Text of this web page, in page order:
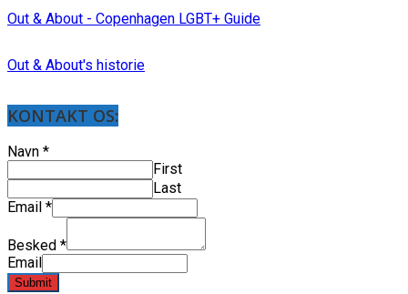
Out & About - Copenhagen LGBT+ Guide
Out & About's historie
KONTAKT OS:
Navn *
First
Last
Email *
Besked *
Email
Submit